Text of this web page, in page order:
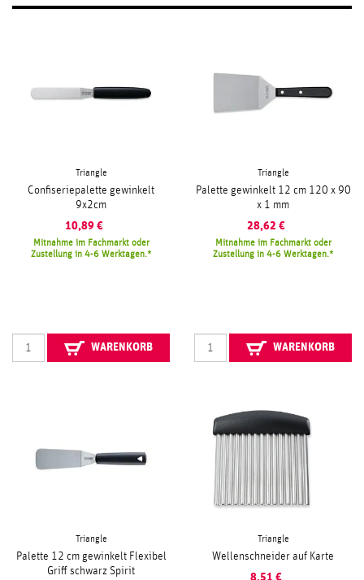
Triangle
Confiseriepalette gewinkelt
9x2cm
10,89 €
Mitnahme im Fachmarkt oder
Zustellung in 4-6 Werktagen.
WARENKORB
Triangle
Palette gewinkelt 12 cm 120 x 90
x 1 mm
28,62 €
Mitnahme im Fachmarkt oder
Zustellung in 4-6 Werktagen.
WARENKORB
Triangle
Palette 12 cm gewinkelt Flexibel
Griff schwarz Spirit
Triangle
Wellenschneider auf Karte
8,51 €